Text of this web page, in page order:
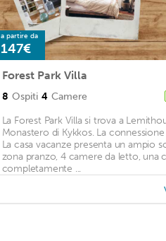
a partire da
147€
Forest Park Villa
8 Ospiti 4 Camere
La Forest Park Villa si trova a
Monastero di Kykkos. La
La casa vacanze presenta un ampio
zona pranzo, 4 camere da letto, una
completamente ...